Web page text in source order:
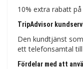
10% extra rabatt
TripAdvisor
Den kundtjänst
ett telefonsamtal
Fördelar med att